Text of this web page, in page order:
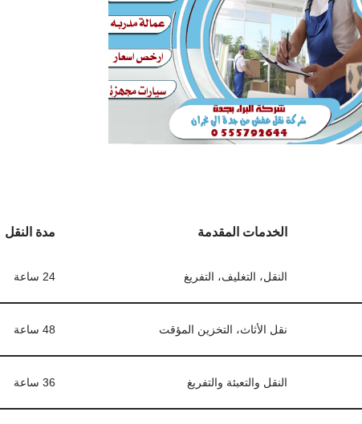
الخدمات المقدمة مدة النقل
النقل، التغليف، التفريغ 24 ساعة
نقل الأثاث، التخزين المؤقت 48 ساعة
النقل والتعبئة والتفريغ 36 ساعة